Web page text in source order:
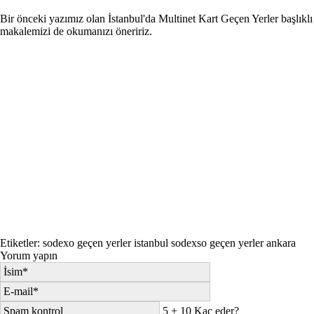
Bir önceki yazımız olan İstanbul'da Multinet Kart Geçen Yerlerbaşlıklı
makalemizi de okumanızı öneririz.
Etiketler: sodexo geçen yerler istanbul sodexso geçen yerler ankara
Yorum yapın
5 + 10 Kaç eder?